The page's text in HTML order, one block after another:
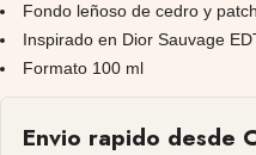
Fondo leñoso de cedro y
Inspirado en Dior Sauvage
Formato 100 ml
Envio rapido desde